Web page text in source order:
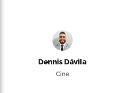
Dennis Dávila
Cine